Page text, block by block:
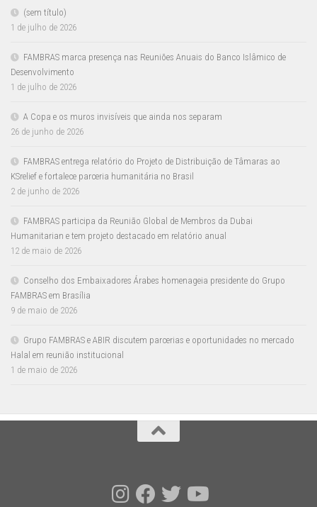
(sem título)
1 de julho de 2026
FAMBRAS marca presença nas Reuniões Anuais do Banco Islâmico de
Desenvolvimento
1 de julho de 2026
A Copa e os muros invisíveis que ainda nos separam
26 de junho de 2026
FAMBRAS entrega relatório do Projeto de Distribuição de Tâmaras ao
KSrelief e fortalece parceria humanitária no Brasil
2 de junho de 2026
FAMBRAS participa da Reunião Global de Membros da Dubai
Humanitarian e tem projeto destacado em relatório anual
12 de maio de 2026
Conselho dos Embaixadores Árabes homenageia presidente do Grupo
FAMBRAS em Brasília
9 de maio de 2026
Grupo FAMBRAS e ABIR discutem parcerias e oportunidades no mercado
Halal em reunião institucional
1 de maio de 2026